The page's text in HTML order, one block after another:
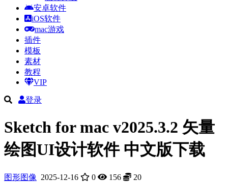
安卓软件
iOS软件
mac游戏
插件
模板
素材
教程
VIP
登录
Sketch for mac v2025.3.2 矢量
绘图UI设计软件 中文版下载
图形图像 2025-12-16 0 156 20